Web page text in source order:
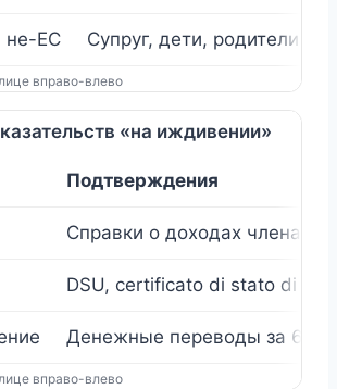
не-ЕС Супруг, дети, родители «a
вправо-влево
«на иждивении»
Подтверждения
Справки о доходах члена
DSU, certificato di stato di
Денежные переводы за 6–12
вправо-влево